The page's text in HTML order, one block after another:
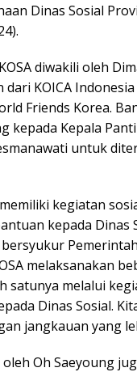
Dinas Sosial
diwakili oleh
KOICA
Friends Korea.
kepada Kepala
untuk
kegiatan
kepada Dinas
melaksanakan
satunya melalui
Dinas Sosial.
jangkauan yang
Oh Saeyoung